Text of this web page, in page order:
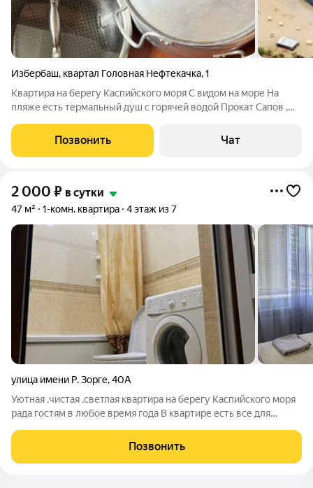
Избербаш, квартал Головная Нефтекачка,1
Квартира на берегу Каспийского моря С видом на море На
пляже есть термальный душ с горячей водой Прокат Сапов ,
Позвонить Чат
2 000 ₽ в сутки
47 м² 1-комн. квартира 4 этаж из 7
улица имени Р. Зорге,40А
Уютная ,чистая ,светлая квартира на берегу Каспийского моря
рада гостям в любое время года В квартире есть все для
предоставляется Wi Fi , Smart TV ,кондиционер, свежее
постельное белье и полотенца ,большая
Позвонить